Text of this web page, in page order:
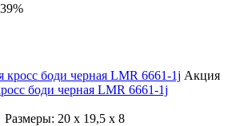
Акция
боди черная LMR 6661-1j
Размеры: 20 x 19,5 x 8